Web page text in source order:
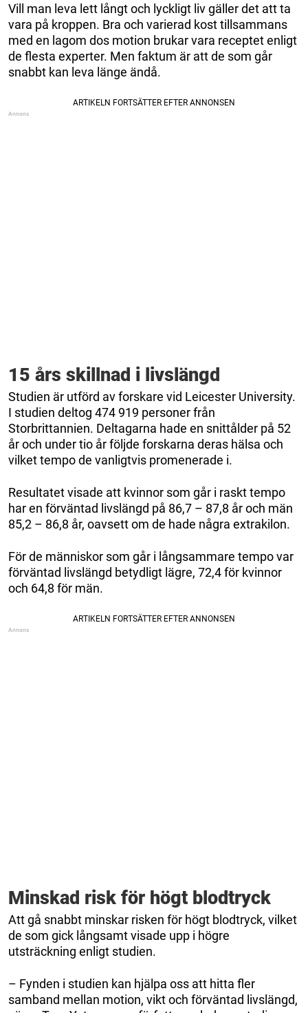
Vill man leva lett långt och lyckligt liv gäller det att ta
vara på kroppen. Bra och varierad kost tillsammans
med en lagom dos motion brukar vara receptet enligt
de flesta experter. Men faktum är att de som går
snabbt kan leva länge ändå.
15 års skillnad i livslängd
Studien är utförd av forskare vid Leicester University.
I studien deltog 474 919 personer från
Storbrittannien. Deltagarna hade en snittålder på 52
år och under tio år följde forskarna deras hälsa och
vilket tempo de vanligtvis promenerade i.
Resultatet visade att kvinnor som går i raskt tempo
har en förväntad livslängd på 86,7 – 87,8 år och män
85,2 – 86,8 år, oavsett om de hade några extrakilon.
För de människor som går i långsammare tempo var
förväntad livslängd betydligt lägre, 72,4 för kvinnor
och 64,8 för män.
Minskad risk för högt blodtryck
Att gå snabbt minskar risken för högt blodtryck, vilket
de som gick långsamt visade upp i högre
utsträckning enligt studien.
– Fynden i studien kan hjälpa oss att hitta fler
samband mellan motion, vikt och förväntad livslängd,